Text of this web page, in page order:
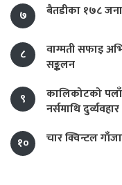
७ बैतडीका १७८
८
वाग्मती सफाइ
सङ्कलन
९
कालिकोटको
नर्समाथि
१०
चार क्विन्टल